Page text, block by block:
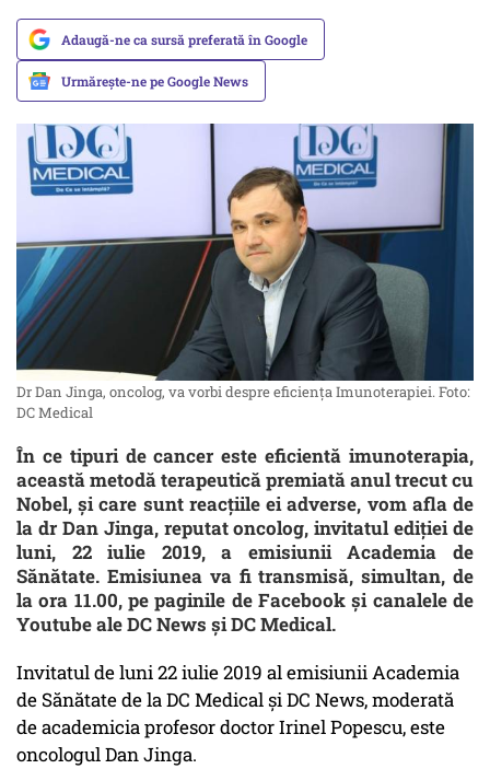
Adaugă-ne ca sursă preferată în Google
Urmărește-ne pe Google News
Dr Dan Jinga, oncolog, va vorbi despre eficiența Imunoterapiei. Foto:
DC Medical
În ce tipuri de cancer este eficientă imunoterapia,
această metodă terapeutică premiată anul trecut cu
Nobel, și care sunt reacțiile ei adverse, vom afla de
la dr Dan Jinga, reputat oncolog, invitatul ediției de
luni, 22 iulie 2019, a emisiunii Academia de
Sănătate. Emisiunea va fi transmisă, simultan, de
la ora 11.00, pe paginile de Facebook și canalele de
Youtube ale DC News și DC Medical.
Invitatul de luni 22 iulie 2019 al emisiunii Academia
de Sănătate de la DC Medical și DC News, moderată
de academicia profesor doctor Irinel Popescu, este
oncologul Dan Jinga.